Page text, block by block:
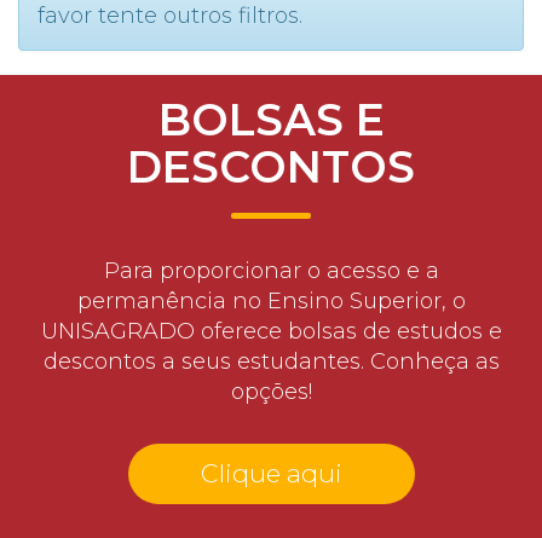
UATI
favor tente outros filtros.
BOLSAS E
DESCONTOS
Para proporcionar o acesso e a
permanência no Ensino Superior, o
UNISAGRADO oferece bolsas de estudos e
descontos a seus estudantes. Conheça as
opções!
Clique aqui